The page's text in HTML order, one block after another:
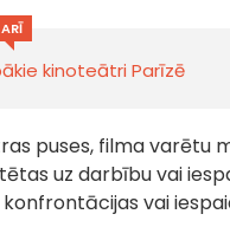
kinoteātri Parīzē
puses, filma varētu
uz darbību vai
konfrontācijas vai